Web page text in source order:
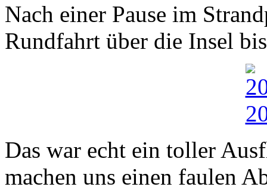
Nach einer Pause im
Rundfahrt über die Insel
Das war echt ein toller
machen uns einen faulen